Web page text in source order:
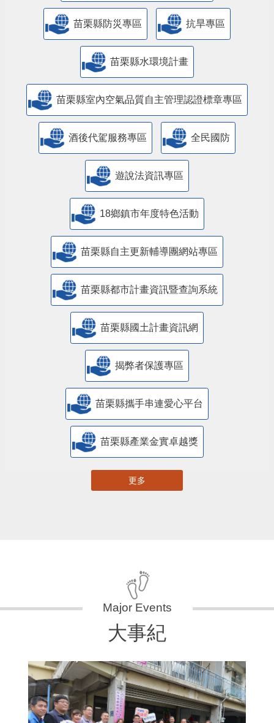
苗栗縣防災專區 抗旱專區
苗栗縣水環境計畫
苗栗縣室內空氣品質自主管理認證標章專區
酒後代駕服務專區 全民國防
遊說法資訊專區
18鄉鎮市年度特色活動
苗栗縣自主更新輔導團網站專區
苗栗縣都市計畫資訊暨查詢系統
苗栗縣國土計畫資訊網
揭弊者保護專區
苗栗縣攜手串連愛心平台
苗栗縣產業金實卓越獎
更多
大事紀